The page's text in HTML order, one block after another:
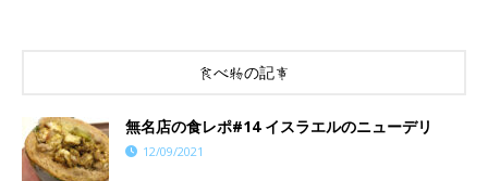
食べ物の記事
​​無名店の食レポ#14 イスラエルのニューデリ
12/09/2021